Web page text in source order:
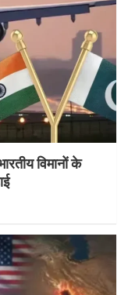
विमानों के